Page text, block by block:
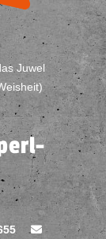
Juwel